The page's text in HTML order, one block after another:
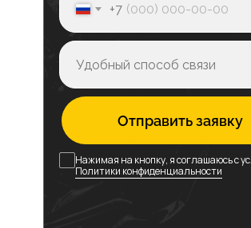
+7
Отправить заявку
Нажимая на кнопку, я соглашаюсь с
Политики конфиденциальности